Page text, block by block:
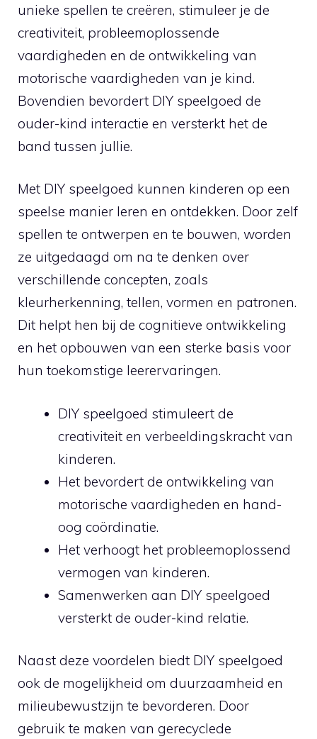
unieke spellen te ⁤creëren, stimuleer je de
creativiteit, ​probleemoplossende
vaardigheden en ⁤de ontwikkeling van
motorische vaardigheden⁢ van je kind.⁣
Bovendien ⁢bevordert ⁣DIY⁤ speelgoed de
ouder-kind interactie en ⁤versterkt het de
band ‍tussen jullie.
Met DIY⁤ speelgoed ⁣kunnen ​kinderen op een
speelse manier leren ⁣en‌ ontdekken. Door zelf⁣
spellen te ontwerpen⁤ en te⁤ bouwen, worden
ze uitgedaagd om ⁤na te denken over
verschillende concepten, zoals
kleurherkenning,‍ tellen, vormen en patronen.
Dit helpt hen bij de cognitieve ontwikkeling⁣
en ⁤het opbouwen van ⁢een sterke basis voor
hun toekomstige ⁤leerervaringen.
DIY speelgoed stimuleert de
creativiteit en⁣ verbeeldingskracht van
kinderen.
Het bevordert de ontwikkeling⁣ van
motorische vaardigheden en⁢ hand-
oog coördinatie.
Het verhoogt het probleemoplossend
vermogen van kinderen.
Samenwerken aan DIY speelgoed
versterkt de ouder-kind ⁤relatie.
Naast deze voordelen biedt DIY speelgoed‌
ook de mogelijkheid om duurzaamheid‍ en
milieubewustzijn te bevorderen. Door
gebruik te maken van gerecyclede